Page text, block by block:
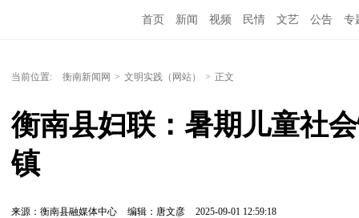
首页 新闻 视频 民情 文艺 公告 专
当前位置: 衡南新闻网 > 文明实践（网站） > 正文
衡南县妇联：暑期儿童社
镇
来源：衡南县融媒体中心 编辑：唐文彦 2025-09-01 12:59:18